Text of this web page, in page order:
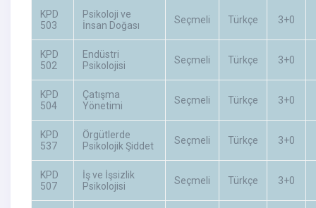
KPD
503
Psikoloji ve
İnsan Doğası
Seçmeli Türkçe 3+0
KPD
502
Endüstri
Psikolojisi
Seçmeli Türkçe 3+0
KPD
504
Çatışma
Yönetimi
Seçmeli Türkçe 3+0
KPD
537
Örgütlerde
Psikolojik Şiddet
Seçmeli Türkçe 3+0
KPD
507
İş ve İşsizlik
Psikolojisi
Seçmeli Türkçe 3+0